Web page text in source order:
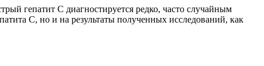
гепатит С диагностируется редко, часто случайным
С, но и на результаты полученных исследований, как